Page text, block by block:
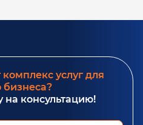
услуг для
бизнеса?
на консультацию!